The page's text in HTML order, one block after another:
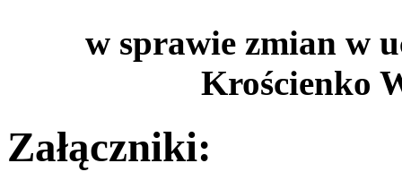
w sprawie zmian w
Krościenko
Załączniki: